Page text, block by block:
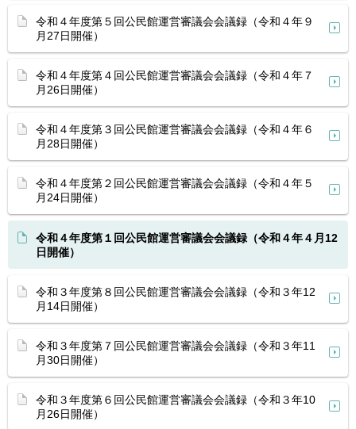
令和４年度第５回公民館運営審議会会議録（令和４年９
月27日開催）
令和４年度第４回公民館運営審議会会議録（令和４年７
月26日開催）
令和４年度第３回公民館運営審議会会議録（令和４年６
月28日開催）
令和４年度第２回公民館運営審議会会議録（令和４年５
月24日開催）
令和４年度第１回公民館運営審議会会議録（令和４年４月12
日開催）
令和３年度第８回公民館運営審議会会議録（令和３年12
月14日開催）
令和３年度第７回公民館運営審議会会議録（令和３年11
月30日開催）
令和３年度第６回公民館運営審議会会議録（令和３年10
月26日開催）